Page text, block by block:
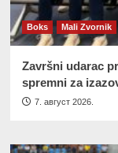
Boks Mali Zvornik
Završni udarac
spremni za
7. август 2026.